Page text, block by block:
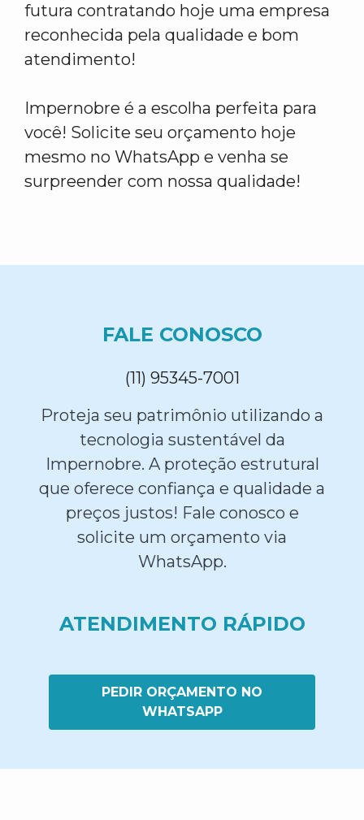
futura contratando hoje uma empresa
reconhecida pela qualidade e bom
atendimento!
Impernobre é a escolha perfeita para
você! Solicite seu orçamento hoje
mesmo no WhatsApp e venha se
surpreender com nossa qualidade!
FALE CONOSCO
(11) 95345-7001
Proteja seu patrimônio utilizando a
tecnologia sustentável da
Impernobre. A proteção estrutural
que oferece confiança e qualidade a
preços justos! Fale conosco e
solicite um orçamento via
WhatsApp.
ATENDIMENTO RÁPIDO
PEDIR ORÇAMENTO NO
WHATSAPP